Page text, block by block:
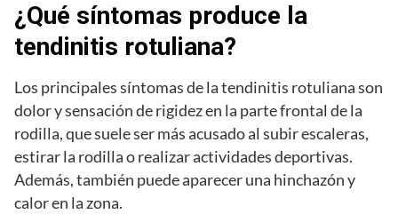
¿Qué síntomas produce la
tendinitis rotuliana?
Los principales síntomas de la tendinitis rotuliana son
dolor y sensación de rigidez en la parte frontal de la
rodilla, que suele ser más acusado al subir escaleras,
estirar la rodilla o realizar actividades deportivas.
Además, también puede aparecer una hinchazón y
calor en la zona.